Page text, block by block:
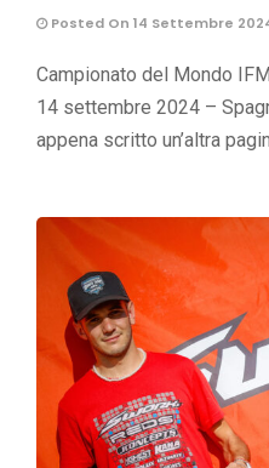
Posted On 14 Settembre
Campionato del Mondo
14 settembre 2024 –
appena scritto un’altra